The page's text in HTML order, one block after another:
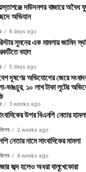
দাউদনগর বাজারে অবৈধ
অভিযান
4 days ago
সুমনের এক মামলায় জামিন
বহাল
5 days ago
দূষণের অভিযোগের জেরে
ভাঙচুর, ১০ লাখ টাকা লুটের
3 weeks ago
উপর বিএনপি নেতার হামলা
2 weeks ago
নেতার নামে সাংবাদিকের মামলা
4 weeks ago
জব্দ হলেও অধরা বালুখেকোরা